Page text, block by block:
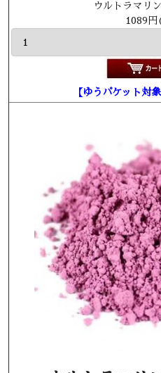
ウルトラマリ
1089円
【ゆうパケット対